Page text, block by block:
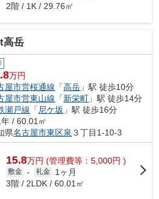
2階 / 1K / 29.76㎡
高岳
万円
屋市営桜通線 「高岳 」駅 徒歩10分
屋市営東山線 「新栄町 」駅 徒歩14分
瀬戸線 「 尼ケ坂 」駅 徒歩16分
/ 60.01㎡
県名古屋市東区泉 ３丁目1-10-3
15.8万円 (管理費等：5,000円 )
敷金 - 礼金
1ヶ月
3階 / 2LDK / 60.01㎡